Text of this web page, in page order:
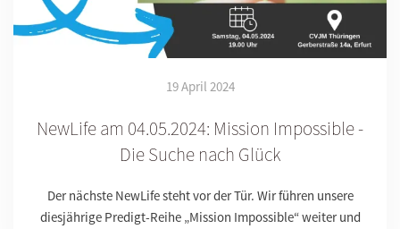
19 April 2024
NewLife am 04.05.2024: Mission Impossible -
Die Suche nach Glück
Der nächste NewLife steht vor der Tür. Wir führen unsere
diesjährige Predigt-Reihe „Mission Impossible“ weiter und